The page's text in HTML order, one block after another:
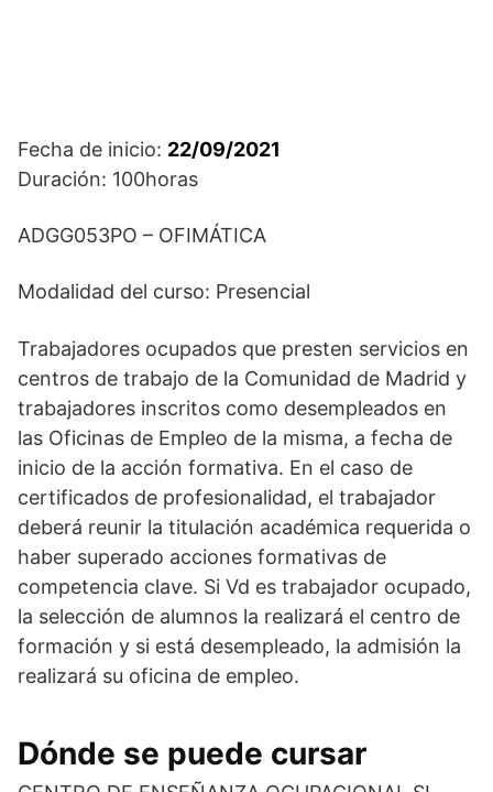
Fecha de inicio: 22/09/2021
Duración: 100horas
ADGG053PO – OFIMÁTICA
Modalidad del curso: Presencial
Trabajadores ocupados que presten servicios en
centros de trabajo de la Comunidad de Madrid y
trabajadores inscritos como desempleados en
las Oficinas de Empleo de la misma, a fecha de
inicio de la acción formativa. En el caso de
certificados de profesionalidad, el trabajador
deberá reunir la titulación académica requerida o
haber superado acciones formativas de
competencia clave. Si Vd es trabajador ocupado,
la selección de alumnos la realizará el centro de
formación y si está desempleado, la admisión la
realizará su oficina de empleo.
Dónde se puede cursar